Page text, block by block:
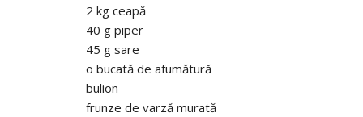
2 kg ceapă
40 g piper
45 g sare
o bucată de afumătură
bulion
frunze de varză murată